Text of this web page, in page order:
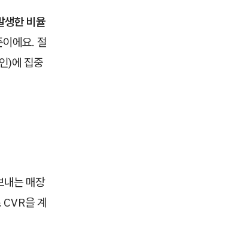
생한 비율
에요. 절
)에 집중
는 매장
CVR을 계